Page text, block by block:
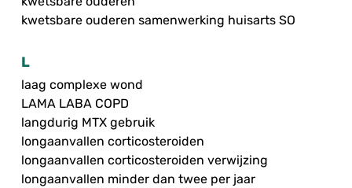
kwetsbare ouderen samenwerking huisarts SO
L
laag complexe wond
LAMA LABA COPD
langdurig MTX gebruik
longaanvallen corticosteroiden
longaanvallen corticosteroiden verwijzing
longaanvallen minder dan twee per jaar